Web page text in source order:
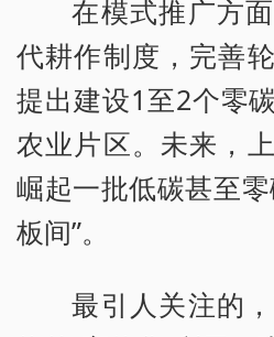
在模式推广方
代耕作制度，完善
提出建设1至2个零
农业片区。未来，
崛起一批低碳甚至
板间”。
最引人关注的